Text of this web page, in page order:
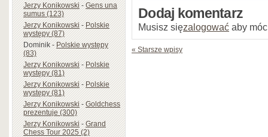
Jerzy Konikowski-Gens una
sumus (123)
Jerzy Konikowski-Polskie
występy (87)
Dominik-Polskie występy
(83)
Jerzy Konikowski-Polskie
występy (81)
Jerzy Konikowski-Polskie
występy (81)
Jerzy Konikowski-Goldchess
prezentuje (300)
Jerzy Konikowski-Grand
Chess Tour 2025 (2)
Dodaj komentarz
Musisz sięzalogować aby
« Starsze wpisy